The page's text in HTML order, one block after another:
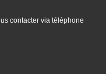
contacter via téléphone